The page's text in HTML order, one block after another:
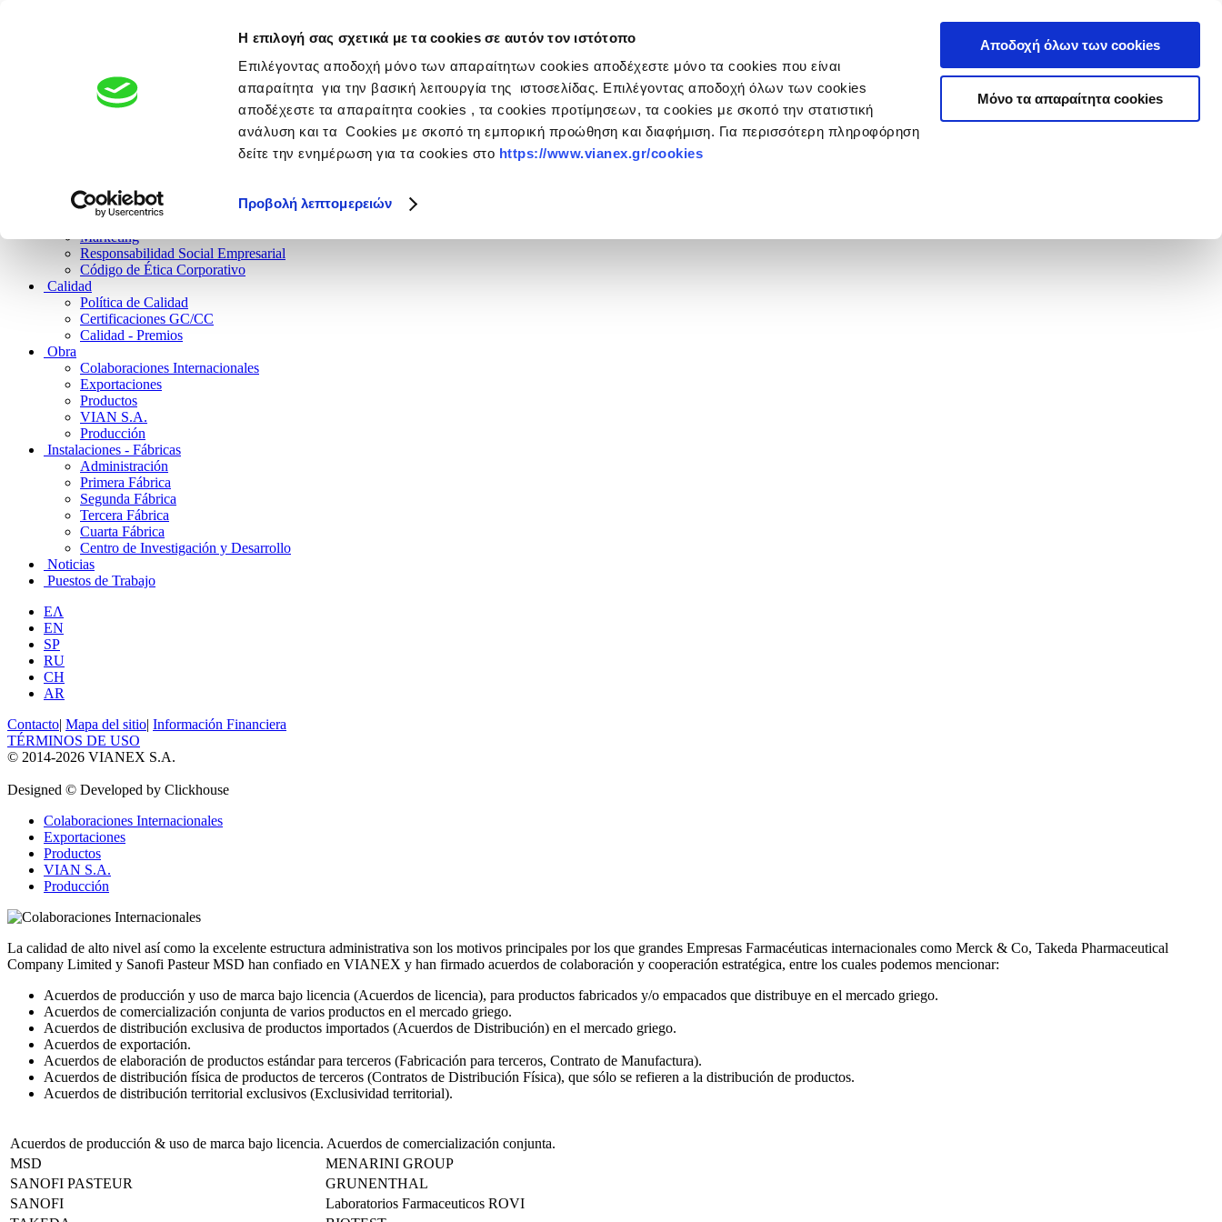
Η επιλογή σας σχετικά με τα cookies σε αυτόν τον ιστότοπο
Επιλέγοντας αποδοχή μόνο των απαραίτητων cookies αποδέχεστε μόνο τα cookies που είναι
απαραίτητα για την βασική λειτουργία της ιστοσελίδας. Επιλέγοντας αποδοχή όλων των cookies
αποδέχεστε τα απαραίτητα cookies , τα cookies προτίμησεων, τα cookies με σκοπό την στατιστική
ανάλυση και τα Cookies με σκοπό τη εμπορική προώθηση και διαφήμιση. Για περισσότερη πληροφόρηση
δείτε την ενημέρωση για τα cookies στο https://www.vianex.gr/cookies
Προβολή λεπτομερειών
Αποδοχή όλων των cookies
Μόνο τα απαραίτητα cookies
Empresa del Grupo Giannakopoulos
Espíritu
Investigación
Recursos Humanos
Marketing
Responsabilidad Social Empresarial
Código de Ética Corporativo
Calidad
Política de Calidad
Certificaciones GC/CC
Calidad - Premios
Obra
Colaboraciones Internacionales
Exportaciones
Productos
VIAN S.A.
Producción
Instalaciones - Fábricas
Administración
Primera Fábrica
Segunda Fábrica
Tercera Fábrica
Cuarta Fábrica
Centro de Investigación y Desarrollo
Noticias
Puestos de Trabajo
ΕΛ
EN
SP
RU
CH
AR
Contacto| Mapa del sitio| Información Financiera
TÉRMINOS DE USO
© 2014-2026 VIANEX S.A.
Designed © Developed by Clickhouse
Colaboraciones Internacionales
Exportaciones
Productos
VIAN S.A.
Producción
La calidad de alto nivel así como la excelente estructura administrativa son los motivos principales por los que grandes Empresas Farmacéuticas internacionales como Merck & Co, Takeda Pharmaceutical
Company Limited y Sanofi Pasteur MSD han confiado en VIANEX y han firmado acuerdos de colaboración y cooperación estratégica, entre los cuales podemos mencionar:
Acuerdos de producción y uso de marca bajo licencia (Acuerdos de licencia), para productos fabricados y/o empacados que distribuye en el mercado griego.
Acuerdos de comercialización conjunta de varios productos en el mercado griego.
Acuerdos de distribución exclusiva de productos importados (Acuerdos de Distribución) en el mercado griego.
Acuerdos de exportación.
Acuerdos de elaboración de productos estándar para terceros (Fabricación para terceros, Contrato de Manufactura).
Acuerdos de distribución física de productos de terceros (Contratos de Distribución Física), que sólo se refieren a la distribución de productos.
Acuerdos de distribución territorial exclusivos (Exclusividad territorial).
Acuerdos de producción & uso de marca bajo licencia. Acuerdos de comercialización conjunta.
MSD
MENARINI GROUP
SANOFI PASTEUR
GRUNENTHAL
SANOFI
Laboratorios Farmaceuticos ROVI